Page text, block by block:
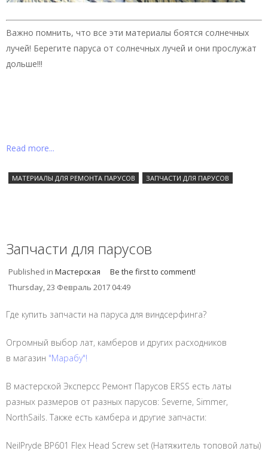
Важно помнить, что все эти материалы боятся солнечных
лучей! Берегите паруса от солнечных лучей и они прослужат
дольше!!!
Read more...
МАТЕРИАЛЫ ДЛЯ РЕМОНТА ПАРУСОВ ЗАПЧАСТИ ДЛЯ ПАРУСОВ
Запчасти для парусов
Published in Мастерская
Be the first to comment!
Thursday, 23 Февраль 2017 04:49
Где купить запчасти на паруса для виндсерфинга?
Огромный выбор лат, камберов и других расходников
в магазин "Марабу"!
В мастерской Эксперсс Ремонт Парусов ERSS есть латы
разных размеров от разных парусов: Severne, Simmer,
NorthSails. Также есть камбера и другие запчасти:
NeilPryde BP601 Flex Head Screw set (Натяжитель топовой латы)